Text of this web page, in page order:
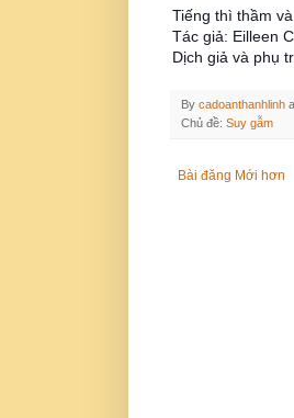
Tiếng thì thầm
Tác giả: Eilleen
Dịch giả và phụ
By cadoanthanhlinh
Chủ đề: Suy gẫm
Bài đăng Mới hơn